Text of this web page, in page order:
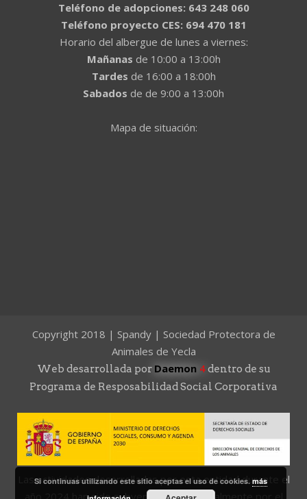
Teléfono de adopciones: 643 248 060
Teléfono proyecto CES: 694 470 181
Horario del albergue de lunes a viernes:
Mañanas de 10:00 a 13:00h
Tardes de 16:00 a 18:00h
Sabados de de 9:00 a 13:00h
Mapa de situación:
Copyright 2018 | Spandy | Sociedad Protectora de
Animales de Yecla
Web desarrollada por Daemon 4dentro de su
Programa de Resposabilidad Social Corporativa
Las actividades desarrolladas por esta entidad durante el
Si continuas utilizando este sitio aceptas el uso de cookies.más